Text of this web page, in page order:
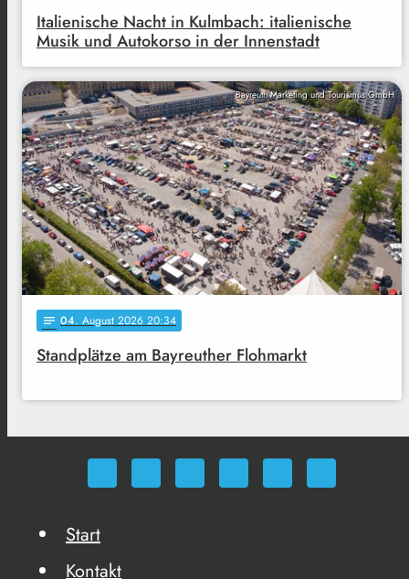
Italienische Nacht in Kulmbach: italienische
Musik und Autokorso in der Innenstadt
Bayreuth Marketing und Tourismus GmbH
notes 04. August 2026 20:34
Standplätze am Bayreuther Flohmarkt
Start
Kontakt